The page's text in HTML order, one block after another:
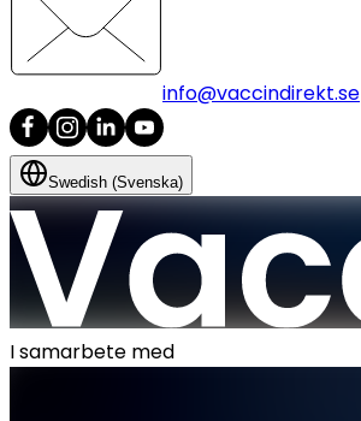
info@vaccindirekt.se
Swedish (Svenska)
I samarbete med